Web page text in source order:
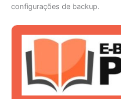
configurações de backup.